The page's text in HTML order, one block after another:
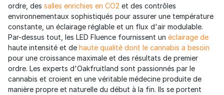
ordre, des salles enrichies en CO2 et des contrôles
environnementaux sophistiqués pour assurer une température
constante, un éclairage réglable et un flux d'air modulable.
Par-dessus tout, les LED Fluence fournissent un éclairage de
haute intensité et de haute qualité dont le cannabis a besoin
pour une croissance maximale et des résultats de premier
ordre. Les experts d'Oakfruitland sont passionnés par le
cannabis et croient en une véritable médecine produite de
manière propre et naturelle du début à la fin. Ils se portent